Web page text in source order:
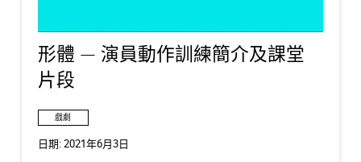
形體 — 演員動作訓練簡介及課堂
片段
戲劇
日期:2021年6月3日